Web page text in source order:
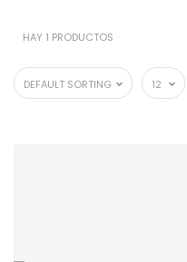
HAY 1 PRODUCTOS
DEFAULT SORTING 12